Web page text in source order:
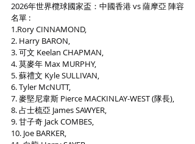
2026年世界欖球國家盃：中國香港 vs 薩摩亞 陣容
名單 :
1.Rory CINNAMOND,
2. Harry BARON,
3. 可文 Keelan CHAPMAN,
4. 莫麥年 Max MURPHY,
5. 蘇禮文 Kyle SULLIVAN,
6. Tyler McNUTT,
7. 麥堅尼韋斯 Pierce MACKINLAY-WEST (隊長),
8. 占士梳亞 James SAWYER,
9. 甘子奇 Jack COMBES,
10. Joe BARKER,